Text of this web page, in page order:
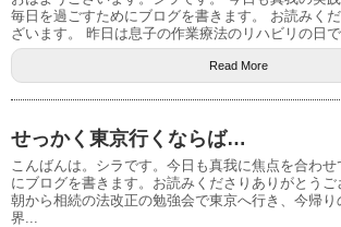
毎日を過ごすためにブログを書きます。 お読みく
ざいます。 昨日は息子の作業療法のリハビリの日で
Read More
せっかく東京行くならば…
こんばんは。シラです。今日も真我に焦点を合わ
にブログを書きます。お読みくださりありがとう
朝から相続の法改正の勉強会で東京へ行き、今帰
界...